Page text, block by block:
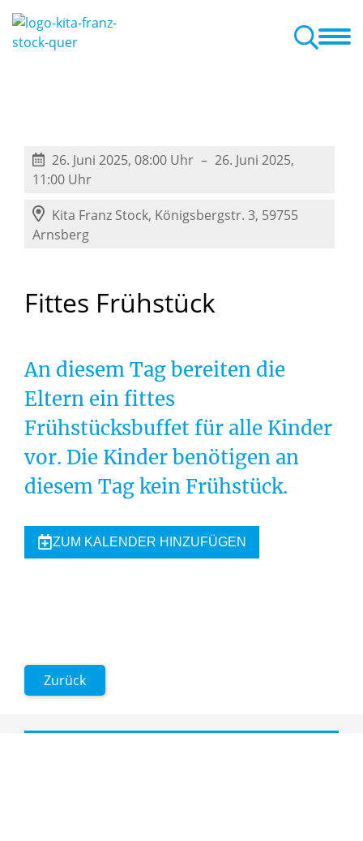
Veranstaltungen SchließtageA-Z Liste
26. Juni 2025, 08:00 Uhr
26. Juni 2025,
11:00 Uhr
Kita Franz Stock, Königsbergstr. 3, 59755
Arnsberg
Fittes Frühstück
An diesem Tag bereiten die
Eltern ein fittes
Frühstücksbuffet für alle Kinder
vor. Die Kinder benötigen an
diesem Tag kein Frühstück.
ZUM KALENDER HINZUFÜGEN
Zurück